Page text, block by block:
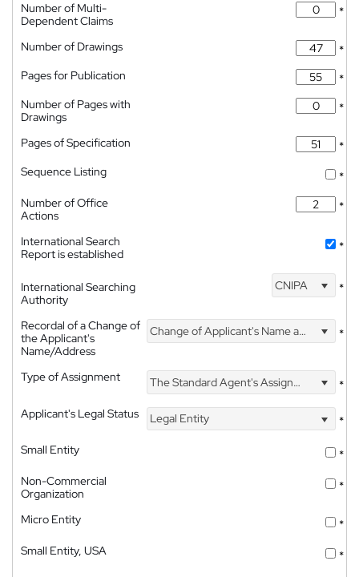
Number of Multi-
Dependent Claims
*
Number of Drawings
*
Pages for Publication
*
Number of Pages with
Drawings
*
Pages of Specification
*
Sequence Listing
*
Number of Office
Actions
*
International Search
Report is established
*
International Searching
Authority
CNIPA *
Recordal of a Change of
the Applicant's
Name/Address
Change of Applicant's Name and Address *
Type of Assignment The Standard Agent's Assignment
*
Applicant's Legal Status
Legal Entity
*
Small Entity
*
Non-Commercial
Organization
*
Micro Entity
*
Small Entity, USA
*